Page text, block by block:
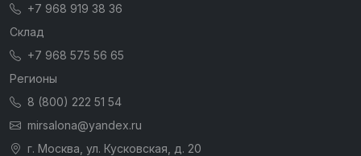
+7 968 919 38 36
Склад
+7 968 575 56 65
Регионы
8 (800) 222 51 54
mirsalona@yandex.ru
г. Москва, ул. Кусковская, д. 20